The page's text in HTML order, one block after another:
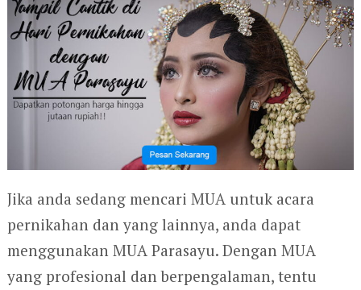
Jika anda sedang mencari MUA untuk acara
pernikahan dan yang lainnya, anda dapat
menggunakan MUA Parasayu. Dengan MUA
yang profesional dan berpengalaman, tentu